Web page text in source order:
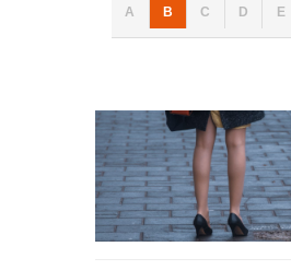
A B C D E